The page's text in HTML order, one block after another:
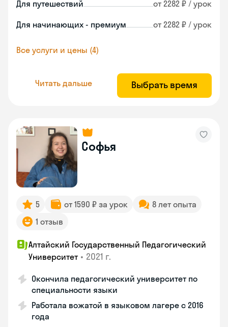
Для путешествий от 2282 ₽ / урок
Для начинающих - премиум от 2282 ₽ / урок
Все услуги и цены (4)
Читать дальше Выбрать время
Софья
5 от 1590 ₽ за урок
8 лет опыта
1 отзыв
Алтайский Государственный Педагогический
Университет • 2021 г.
Окончила педагогический университет по
специальности языки
Работала вожатой в языковом лагере с 2016
года